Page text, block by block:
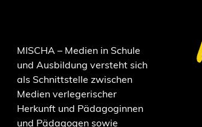
MISCHA – Medien in Schule
und Ausbildung versteht sich
als Schnittstelle zwischen
Medien verlegerischer
Herkunft und Pädagoginnen
und Pädagogen sowie